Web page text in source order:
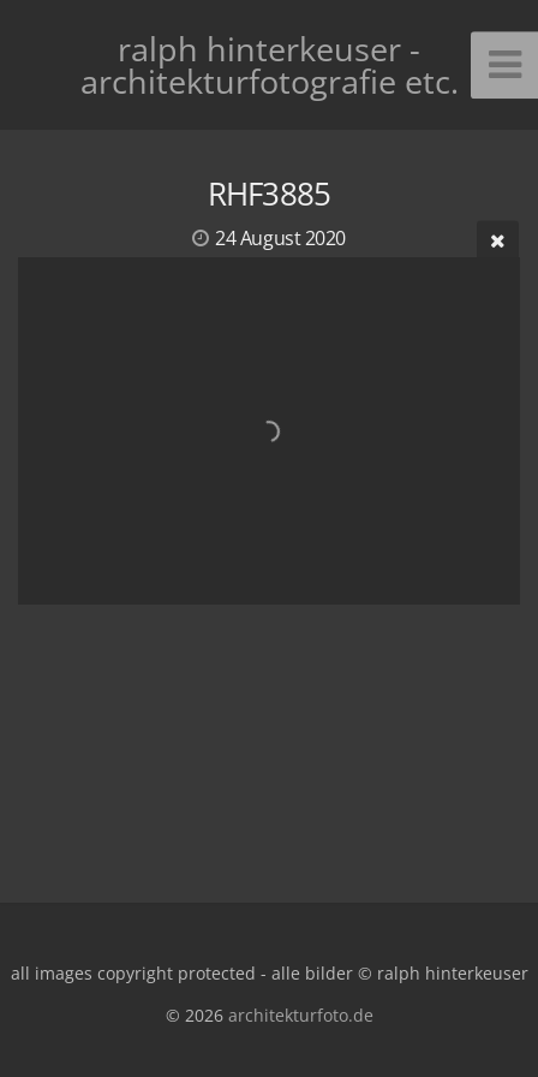
ralph hinterkeuser -
architekturfotografie etc.
RHF3885
24 August 2020
all images copyright protected - alle bilder © ralph hinterkeuser
© 2026 architekturfoto.de